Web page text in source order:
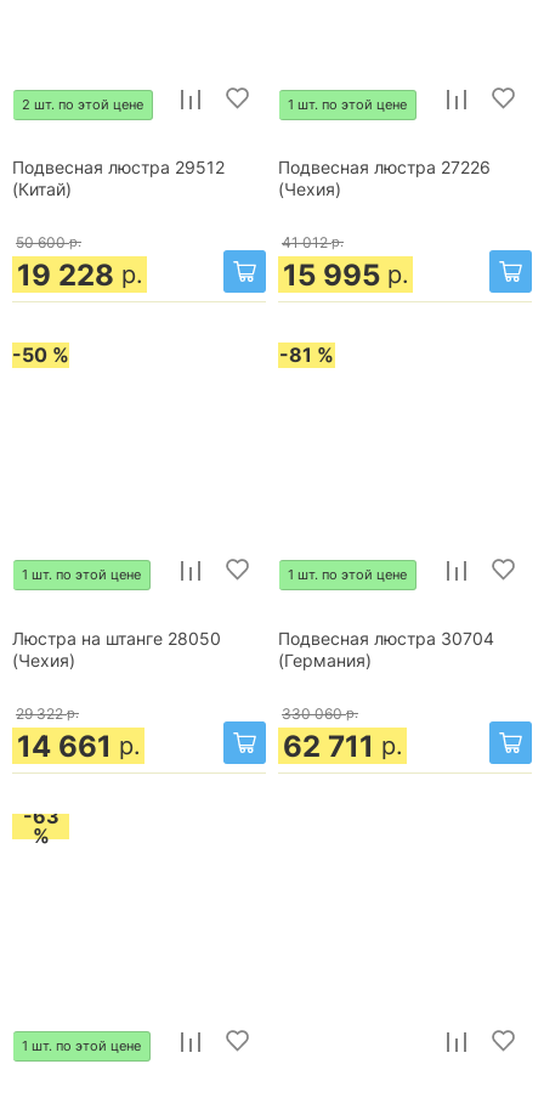
2 шт. по этой цене
Подвесная люстра 29512
(Китай)
50 600 р.
19 228 р.
1 шт. по этой цене
Подвесная люстра 27226
(Чехия)
41 012 р.
15 995 р.
-50 %
1 шт. по этой цене
Люстра на штанге 28050
(Чехия)
29 322 р.
14 661 р.
-81 %
1 шт. по этой цене
Подвесная люстра 30704
(Германия)
330 060 р.
62 711 р.
-63
%
1 шт. по этой цене